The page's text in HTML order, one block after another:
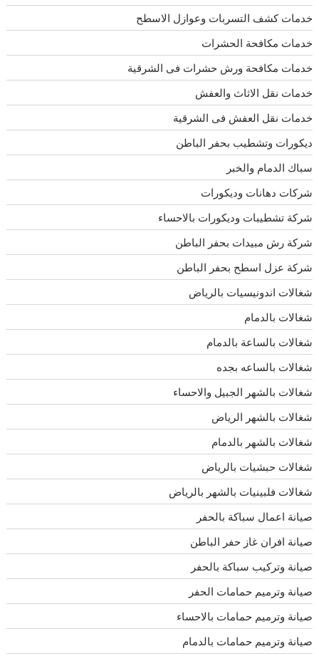
خدمات كشف التسربات وعوازل الاسطح
خدمات مكافحة الحشرات
خدمات مكافحة ورش حشرات فى الشرقية
خدمات نقل الاثاث والعفش
خدمات نقل العفش فى الشرقية
ديكورات وتشطيب بحفر الباطن
سباك الدمام والخبر
شركات دهانات وديكورات
شركة تشطيبات وديكورات بالاحساء
شركة رش مبيدات بحفر الباطن
شركة عزل اسطح بحفر الباطن
شغالات اندونيسيات بالرياض
شغالات بالدمام
شغالات بالساعة بالدمام
شغالات بالساعه بجده
شغالات بالشهر الجبيل والاحساء
شغالات بالشهر الرياض
شغالات بالشهر بالدمام
شغالات حبشيات بالرياض
شغالات فلبينيات بالشهر بالرياض
صيانة اعمال سباكة بالحفر
صيانة افران غاز حفر الباطن
صيانة وتركيب سباكة بالحفر
صيانة وترميم حمامات الحفر
صيانة وترميم حمامات بالاحساء
صيانة وترميم حمامات بالدمام